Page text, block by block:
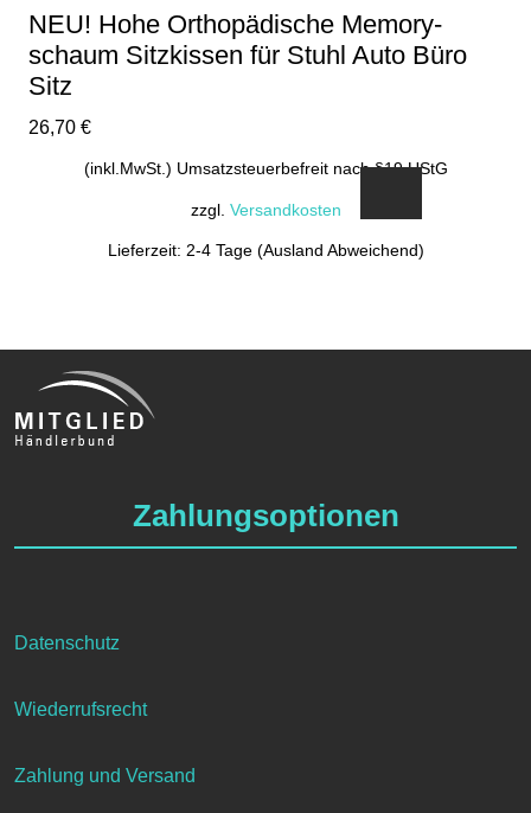
NEU! Hohe Orthopädische Memory-
schaum Sitzkissen für Stuhl Auto Büro
Sitz
26,70 €
(inkl.MwSt.) Umsatzsteuerbefreit nach §19 UStG
zzgl. Versandkosten
Lieferzeit: 2-4 Tage (Ausland Abweichend)
Zahlungsoptionen
Datenschutz
Wiederrufsrecht
Zahlung und Versand